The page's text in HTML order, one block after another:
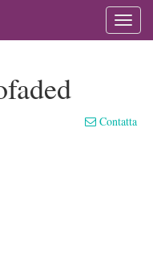
Contatta